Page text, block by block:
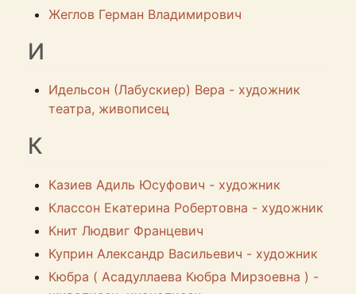
Жеглов Герман Владимирович
И
Идельсон (Лабускиер) Вера - художник
театра, живописец
К
Казиев Адиль Юсуфович - художник
Классон Екатерина Робертовна - художник
Книт Людвиг Францевич
Куприн Александр Васильевич - художник
Кюбра ( Асадуллаева Кюбра Мирзоевна ) -